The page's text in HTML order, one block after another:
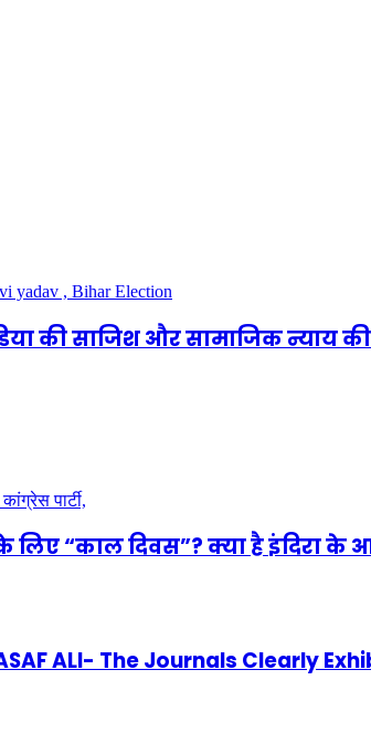
की साजिश और सामाजिक न्याय
“काल दिवस”? क्या है इंदिरा के
ASAF ALI- The Journals